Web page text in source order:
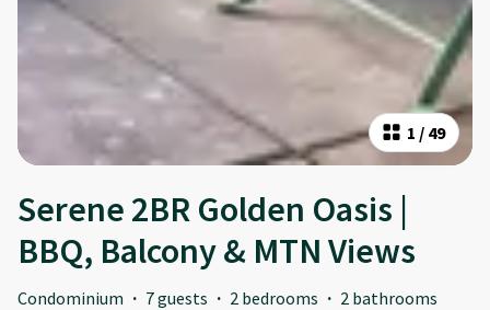
1 / 49
Serene 2BR Golden Oasis |
BBQ, Balcony & MTN Views
Condominium · 7 guests · 2 bedrooms · 2 bathrooms